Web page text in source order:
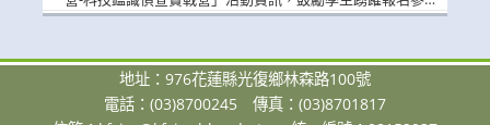
加。
地址：976花蓮縣光復鄉林森路100號
電話：(03)8700245
傳真：(03)8701817